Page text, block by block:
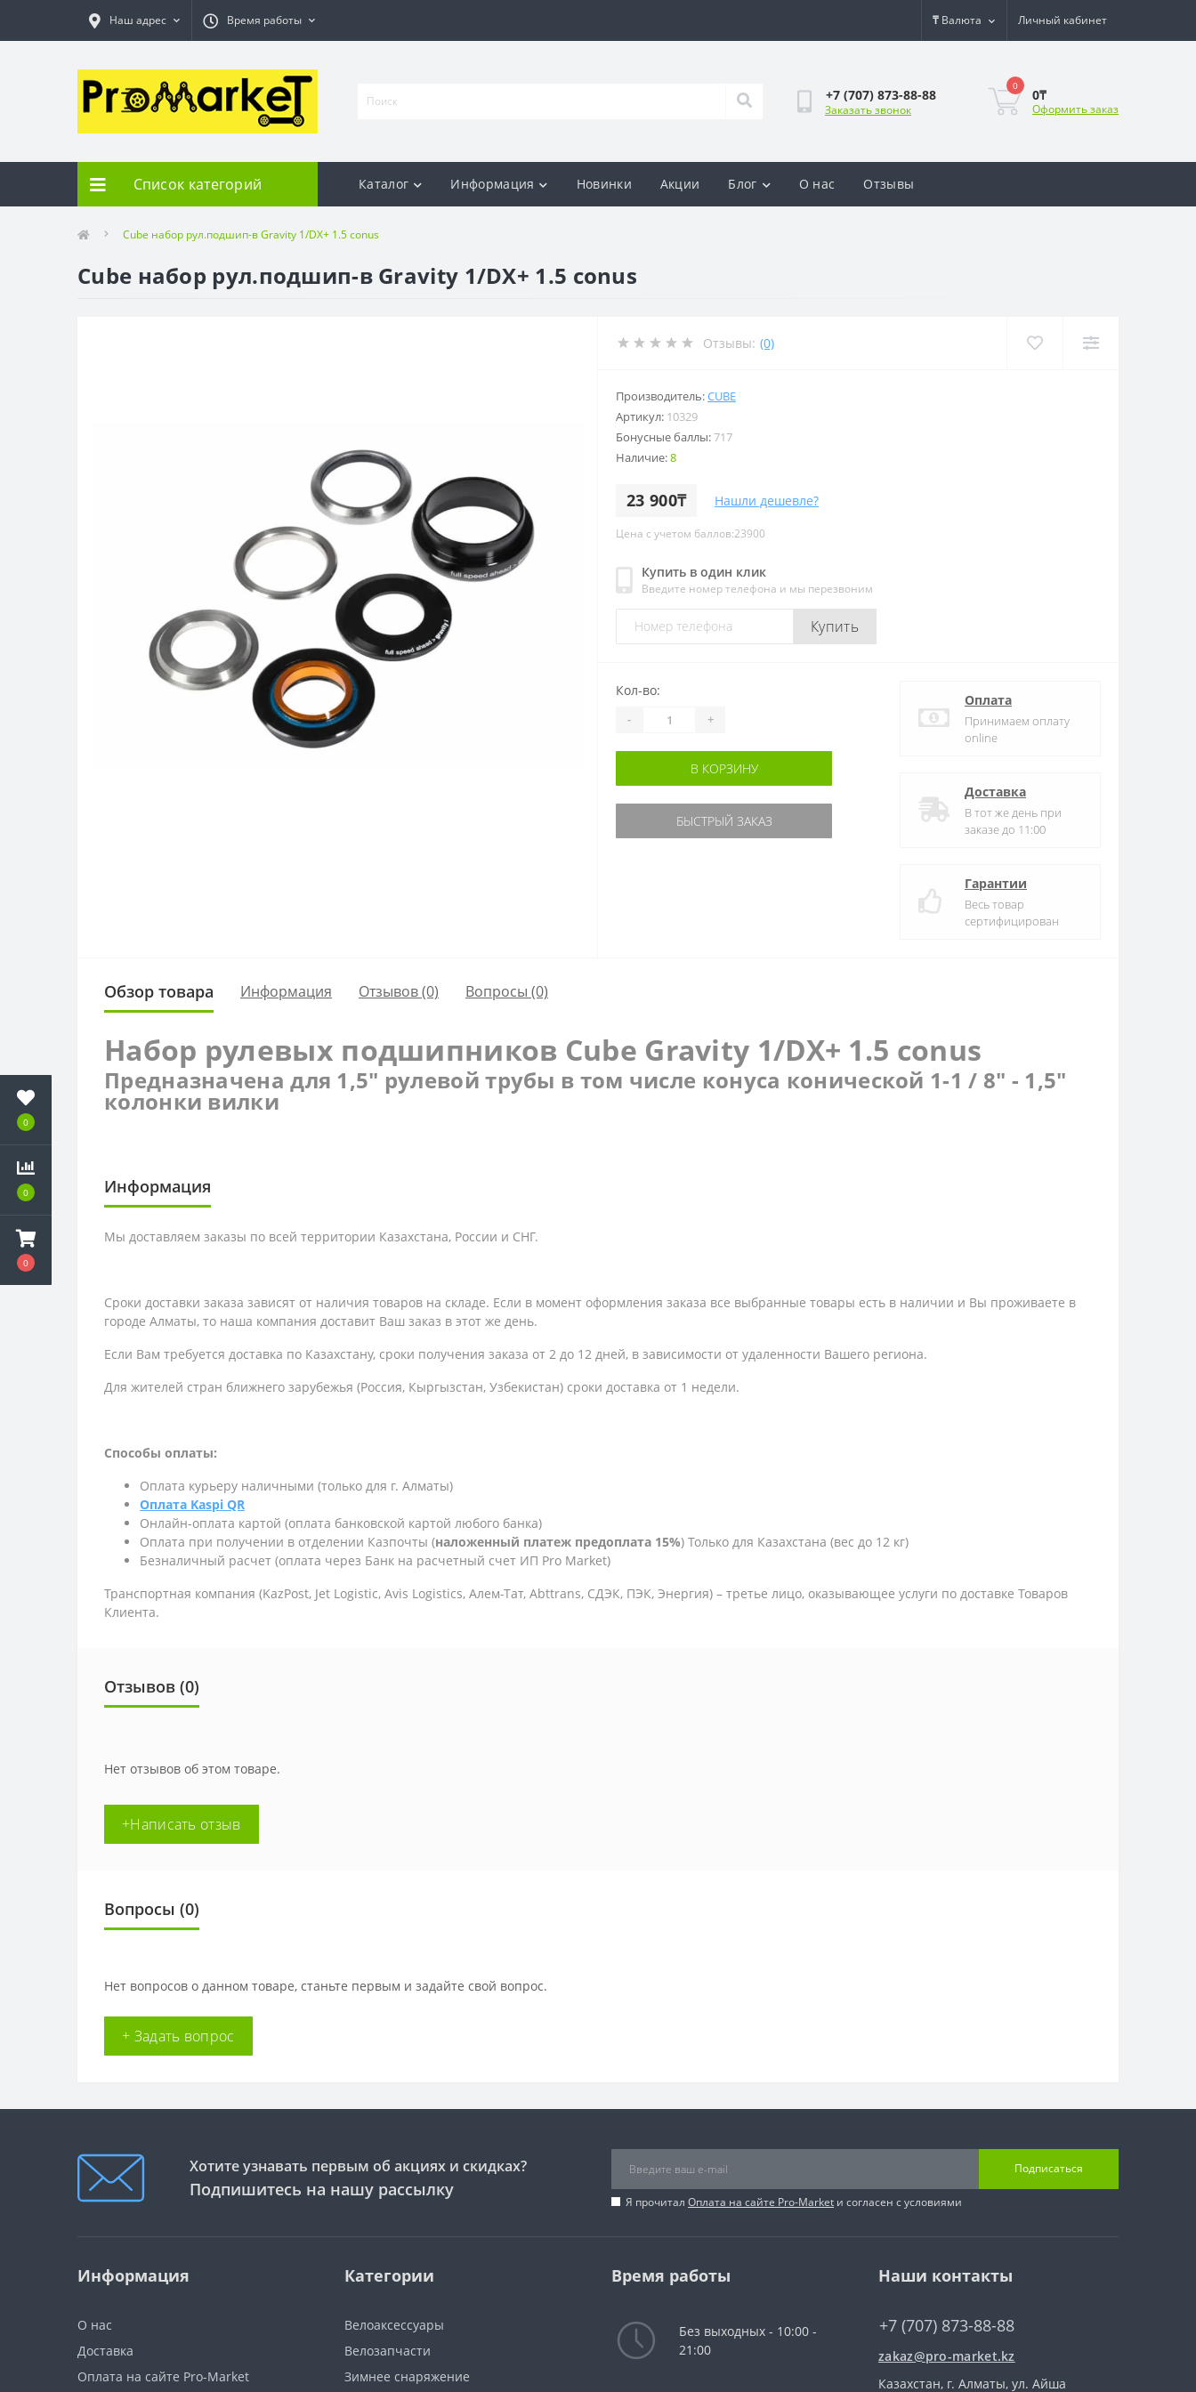
0
0
0
Наш адрес Время работы ₸ Валюта Личный кабинет
+7 (707) 873-88-88
Заказать звонок
0
0₸
Оформить заказ
Список категорий Каталог Информация Новинки Акции Блог О нас Отзывы
Cube набор рул.подшип-в Gravity 1/DX+ 1.5 conus
Cube набор рул.подшип-в Gravity 1/DX+ 1.5 conus
Отзывы: (0)
Производитель:CUBE
Артикул: 10329
Бонусные баллы:717
Наличие:8
23 900₸ Нашли дешевле?
Цена с учетом баллов:23900
Купить в один клик
Введите номер телефона и мы перезвоним
Купить
Кол-во:
- +
В КОРЗИНУ
БЫСТРЫЙ ЗАКАЗ
Оплата
Принимаем оплату
online
Доставка
В тот же день при
заказе до 11:00
Гарантии
Весь товар
сертифицирован
Обзор товара Информация Отзывов (0) Вопросы (0)
Набор рулевых подшипников Cube Gravity 1/DX+ 1.5 conus
Предназначена для 1,5" рулевой трубы в том числе конуса конической 1-1 / 8" - 1,5"
колонки вилки
Информация
Мы доставляем заказы по всей территории Казахстана, России и СНГ.
Сроки доставки заказа зависят от наличия товаров на складе. Если в момент оформления заказа все выбранные товары есть в наличии и Вы проживаете в
городе Алматы, то наша компания доставит Ваш заказ в этот же день.
Если Вам требуется доставка по Казахстану, сроки получения заказа от 2 до 12 дней, в зависимости от удаленности Вашего региона.
Для жителей стран ближнего зарубежья (Россия, Кыргызстан, Узбекистан) сроки доставка от 1 недели.
Способы оплаты:
Оплата курьеру наличными (только для г. Алматы)
Оплата Kaspi QR
Онлайн-оплата картой (оплата банковской картой любого банка)
Оплата при получении в отделении Казпочты (наложенный платеж предоплата 15%) Только для Казахстана (вес до 12 кг)
Безналичный расчет (оплата через Банк на расчетный счет ИП Pro Market)
Транспортная компания (KazPost, Jet Logistic, Avis Logistics, Алем-Тат, Abttrans, СДЭК, ПЭК, Энергия) – третье лицо, оказывающее услуги по доставке Товаров
Клиента.
Отзывов (0)
Нет отзывов об этом товаре.
+Написать отзыв
Вопросы (0)
Нет вопросов о данном товаре, станьте первым и задайте свой вопрос.
+ Задать вопрос
Хотите узнавать первым об акциях и скидках?
Подпишитесь на нашу рассылку
Подписаться
Я прочитал Оплата на сайте Pro-Market и согласен с условиями
Информация
О нас
Доставка
Оплата на сайте Pro-Market
Категории
Велоаксессуары
Велозапчасти
Зимнее снаряжение
Время работы
Без выходных - 10:00 -
21:00
Наши контакты
+7 (707) 873-88-88
zakaz@pro-market.kz
Казахстан, г. Алматы, ул. Айша